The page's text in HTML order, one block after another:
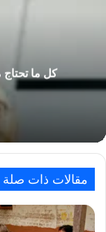
كل ما تحتاج
مقالات ذات صلة